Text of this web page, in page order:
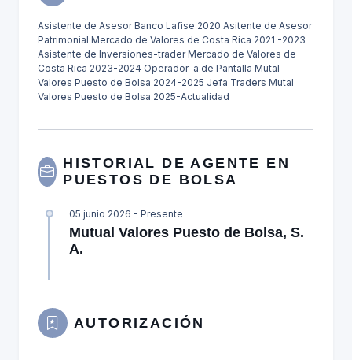
Asistente de Asesor Banco Lafise 2020 Asitente de Asesor
Patrimonial Mercado de Valores de Costa Rica 2021 -2023
Asistente de Inversiones-trader Mercado de Valores de
Costa Rica 2023-2024 Operador-a de Pantalla Mutal
Valores Puesto de Bolsa 2024-2025 Jefa Traders Mutal
Valores Puesto de Bolsa 2025-Actualidad
HISTORIAL DE AGENTE EN
PUESTOS DE BOLSA
05 junio 2026 - Presente
Mutual Valores Puesto de Bolsa, S.
A.
AUTORIZACIÓN